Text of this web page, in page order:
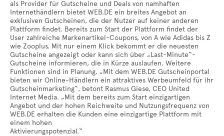
als Provider für Gutscheine und Deals von namhaften
Internethändlern bietet WEB.DE ein breites Angebot an
exklusiven Gutscheinen, die der Nutzer auf keiner anderen
Plattform findet. Bereits zum Start der Plattform findet der
User zahlreiche Markenartikel-Coupons, von A wie Adidas bis Z
wie Zooplus. Mit nur einem Klick bekommt er die neuesten
Gutscheine angezeigt oder kann sich über „Last-Minute“-
Gutscheine informieren, die in Kürze auslaufen. Weitere
Funktionen sind in Planung. „Mit dem WEB.DE Gutscheinportal
bieten wir Online-Händlern ein attraktives Werbeumfeld für ihr
Gutscheinmarketing“, betont Rasmus Giese, CEO United
Internet Media. „Mit dem bereits zum Start einzigartigen
Angebot und der hohen Reichweite und Nutzungsfrequenz von
WEB.DE erhalten die Kunden eine einzigartige Plattform mit
einem hohen
Aktivierungspotenzial.“